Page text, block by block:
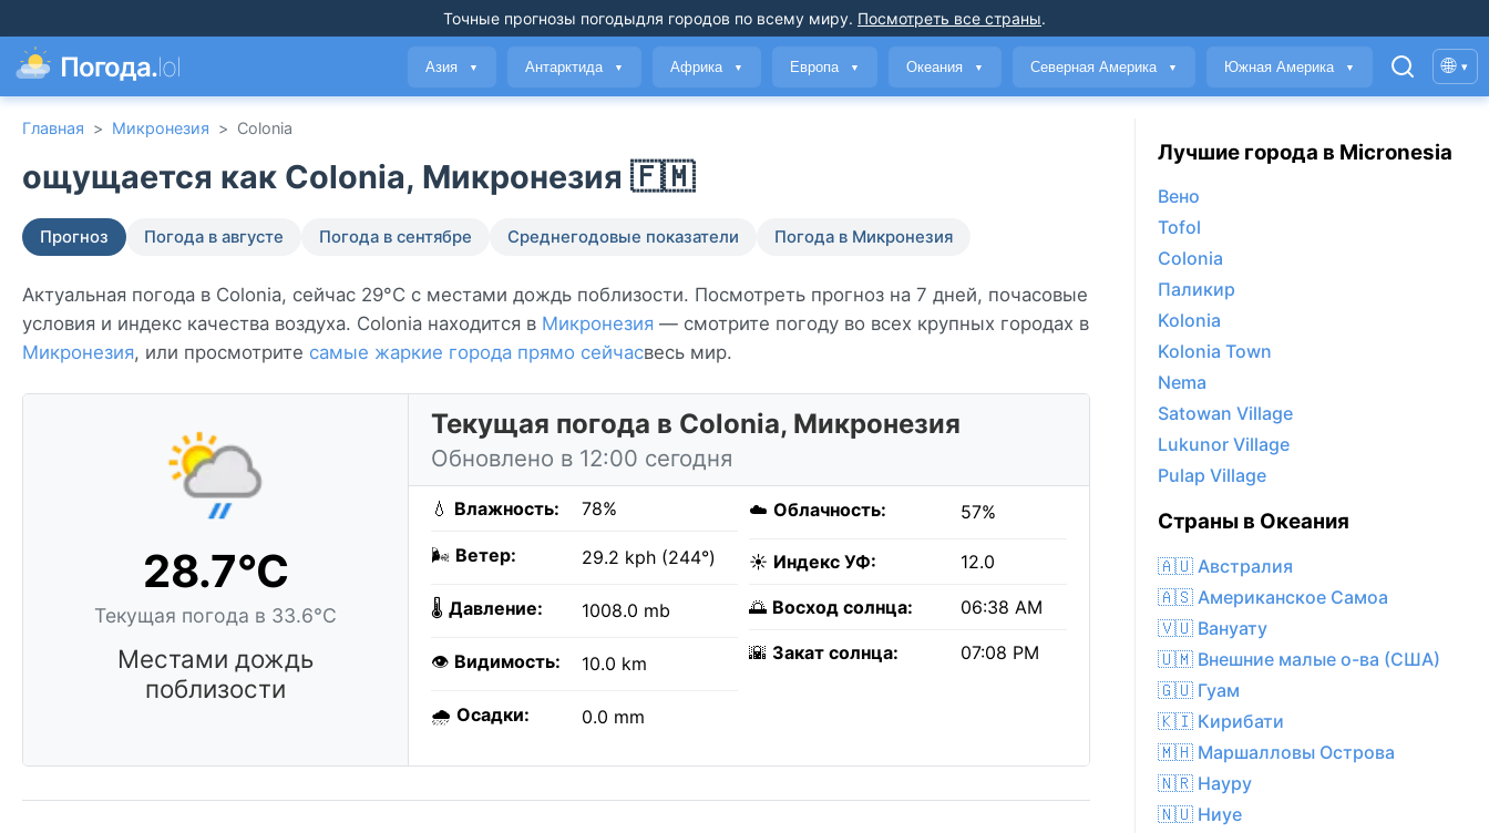
Точные прогнозы погодыдля городов по всему миру. Посмотреть все страны.
Погода.lol Азия ▼ Антарктида ▼ Африка ▼ Европа ▼ Океания ▼ Северная Америка ▼ Южная Америка ▼ 🌐 ▾
Главная > Микронезия > Colonia
ощущается как Colonia, Микронезия 🇫🇲
Прогноз Погода в августе Погода в сентябре Среднегодовые показатели Погода в Микронезия
Актуальная погода в Colonia, сейчас 29°C с местами дождь поблизости. Посмотреть прогноз на 7 дней, почасовые
условия и индекс качества воздуха. Colonia находится в Микронезия — смотрите погоду во всех крупных городах в
Микронезия, или просмотрите самые жаркие города прямо сейчасвесь мир.
28.7°C
Текущая погода в 33.6°C
Местами дождь
поблизости
Текущая погода в Colonia, Микронезия
Обновлено в 12:00 сегодня
💧 Влажность: 78%
🌬️ Ветер: 29.2 kph (244°)
🌡️ Давление: 1008.0 mb
👁️ Видимость: 10.0 km
🌧️ Осадки: 0.0 mm
☁️ Облачность: 57%
☀️ Индекс УФ: 12.0
🌅 Восход солнца: 06:38 AM
🌇 Закат солнца: 07:08 PM
Лучшие города в Micronesia
Вено
Tofol
Colonia
Паликир
Kolonia
Kolonia Town
Nema
Satowan Village
Lukunor Village
Pulap Village
Страны в Океания
🇦🇺 Австралия
🇦🇸 Американское Самоа
🇻🇺 Вануату
🇺🇲 Внешние малые о-ва (США)
🇬🇺 Гуам
🇰🇮 Кирибати
🇲🇭 Маршалловы Острова
🇳🇷 Науру
🇳🇺 Ниуе